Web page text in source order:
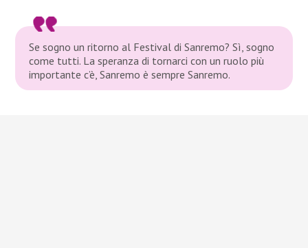
Se sogno un ritorno al Festival di Sanremo? Sì, sogno
come tutti. La speranza di tornarci con un ruolo più
importante c’è, Sanremo è sempre Sanremo.